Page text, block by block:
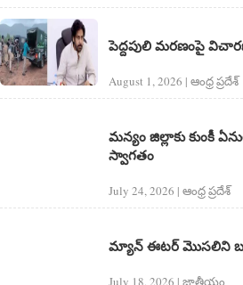
పెద్దపులి మరణంపై
August 1, 2026 | ఆంధ్ర ప్రదేశ్
మన్యం జిల్లాకు కుంకీ
స్వాగతం
July 24, 2026 | ఆంధ్ర ప్రదేశ్
మ్యాన్ ఈటర్ మొసలిని
July 18, 2026 | జాతీయం